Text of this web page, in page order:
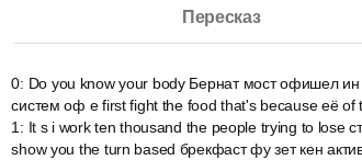
Пересказ
0: Do you know your body Бернат мост офишел
систем оф е first fight the food that's because её of
1 : It s i work ten thousand the people trying to lose
show you the turn based брекфаст фу зет кен